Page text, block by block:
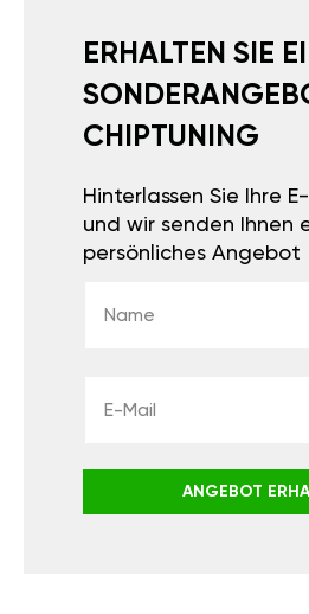
ERHALTEN SIE
CHIPTUNING
Hinterlassen Sie Ihre
und wir senden Ihnen
persönliches Angebot
ANGEBOT